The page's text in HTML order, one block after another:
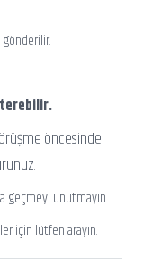
öncesinde
geçmeyi unutmayın.
için lütfen arayın.